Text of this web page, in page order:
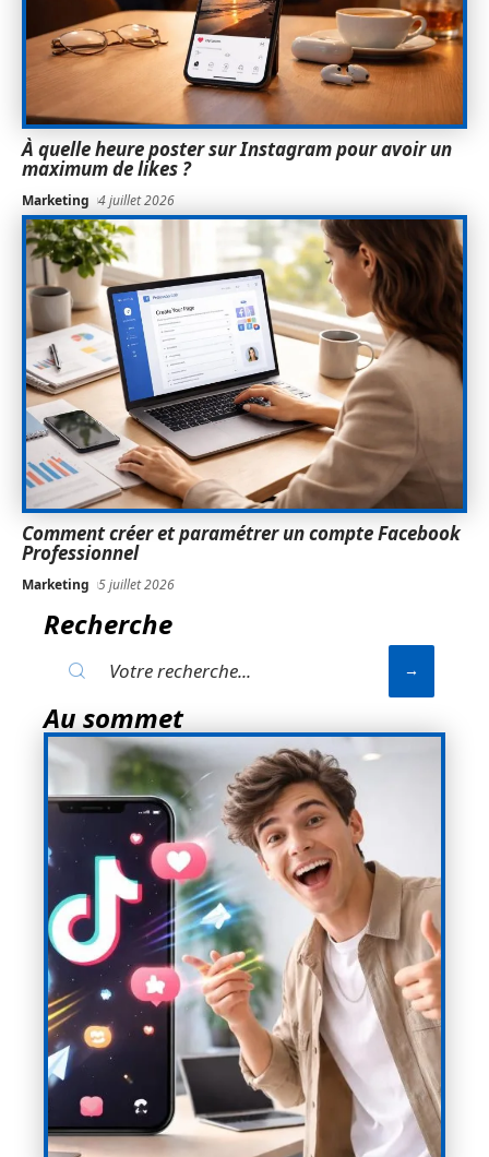
À quelle heure poster sur Instagram pour avoir un
maximum de likes ?
Marketing 4 juillet 2026
Comment créer et paramétrer un compte Facebook
Professionnel
Marketing 5 juillet 2026
Recherche
Au sommet